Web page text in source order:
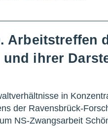
ihrer
in
der Ravensbrück-
NS-Zwangsarbeit